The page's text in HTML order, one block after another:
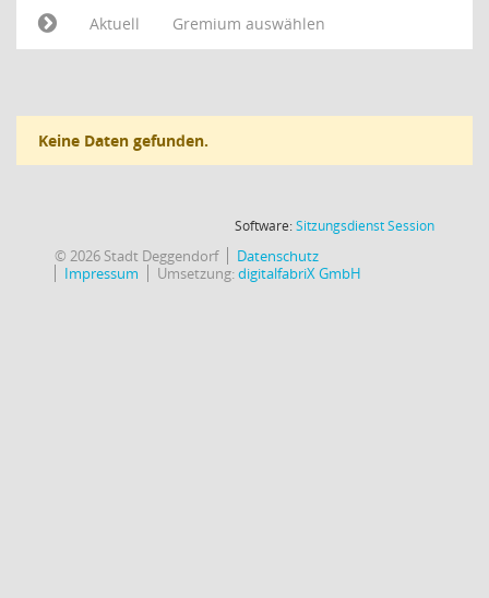
Aktuell
Gremium auswählen
Keine Daten gefunden.
Software:SitzungsdienstSession(Wird in
© 2026 Stadt Deggendorf
Datenschutz
Impressum
Umsetzung:digitalfabriX GmbH